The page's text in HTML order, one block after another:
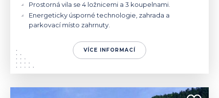
Prostorná vila se 4 ložnicemi a 3 koupelnami.
Energeticky úsporné technologie, zahrada a
parkovací místo zahrnuty.
VÍCE INFORMACÍ